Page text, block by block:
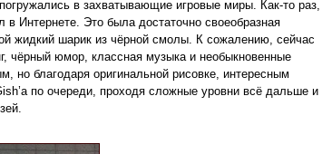
в захватывающие игровые миры. Как-то раз,
в Интернете. Это была достаточно своеобразная
жидкий шарик из чёрной смолы. К сожалению, сейчас
чёрный юмор, классная музыка и необыкновенные
но благодаря оригинальной рисовке, интересным
по очереди, проходя сложные уровни всё дальше и